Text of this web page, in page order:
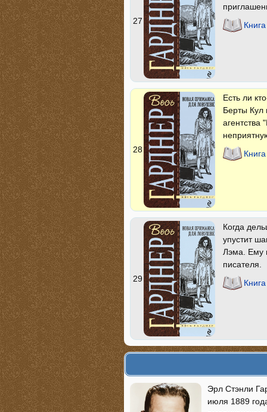
27
28
Есть ли
Берты Кул
29
Когда
упустит
Лэма. Ему
писателя.
Эрл Стэнли
июля 1889